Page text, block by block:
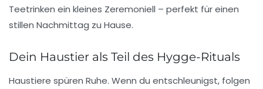
Teetrinken ein kleines Zeremoniell – perfekt für einen
stillen Nachmittag zu Hause.
Dein Haustier als Teil des Hygge-Rituals
Haustiere spüren Ruhe. Wenn du entschleunigst, folgen